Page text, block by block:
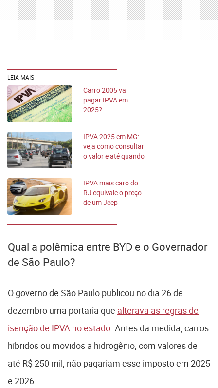
LEIA MAIS
Carro 2005 vai
pagar IPVA em
2025?
IPVA 2025 em MG:
veja como consultar
o valor e até quando
IPVA mais caro do
RJ equivale o preço
de um Jeep
linha
Qual a polêmica entre BYD e o Governador
de São Paulo?
O governo de São Paulo publicou no dia 26 de
dezembro uma portaria que alterava as regras de
isenção de IPVA no estado . Antes da medida, carros
híbridos ou movidos a hidrogênio, com valores de
até R$ 250 mil, não pagariam esse imposto em 2025
e 2026.